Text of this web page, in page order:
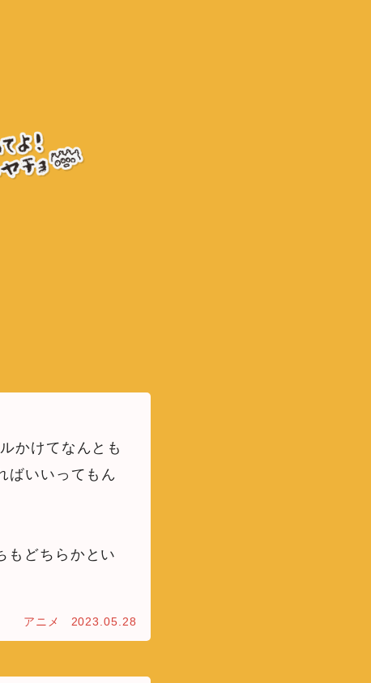
かけてなんとも
ばいいってもん
もどちらかとい
アニメ 2023.05.28